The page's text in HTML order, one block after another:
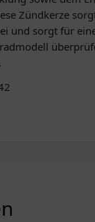
Zündkerze
und sorgt für